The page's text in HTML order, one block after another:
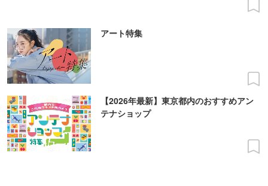
アート特集
【2026年最新】東京都内のおすすめアン
テナショップ